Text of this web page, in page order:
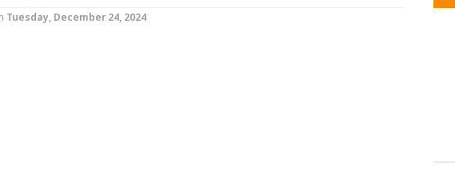
Tuesday, December 24, 2024